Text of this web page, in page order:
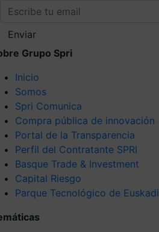
Enviar
Grupo Spri
Inicio
Somos
Spri Comunica
Compra pública de innovación
Portal de la Transparencia
Perfil del Contratante SPRI
Basque Trade & Investment
Capital Riesgo
Parque Tecnológico de Euskadi